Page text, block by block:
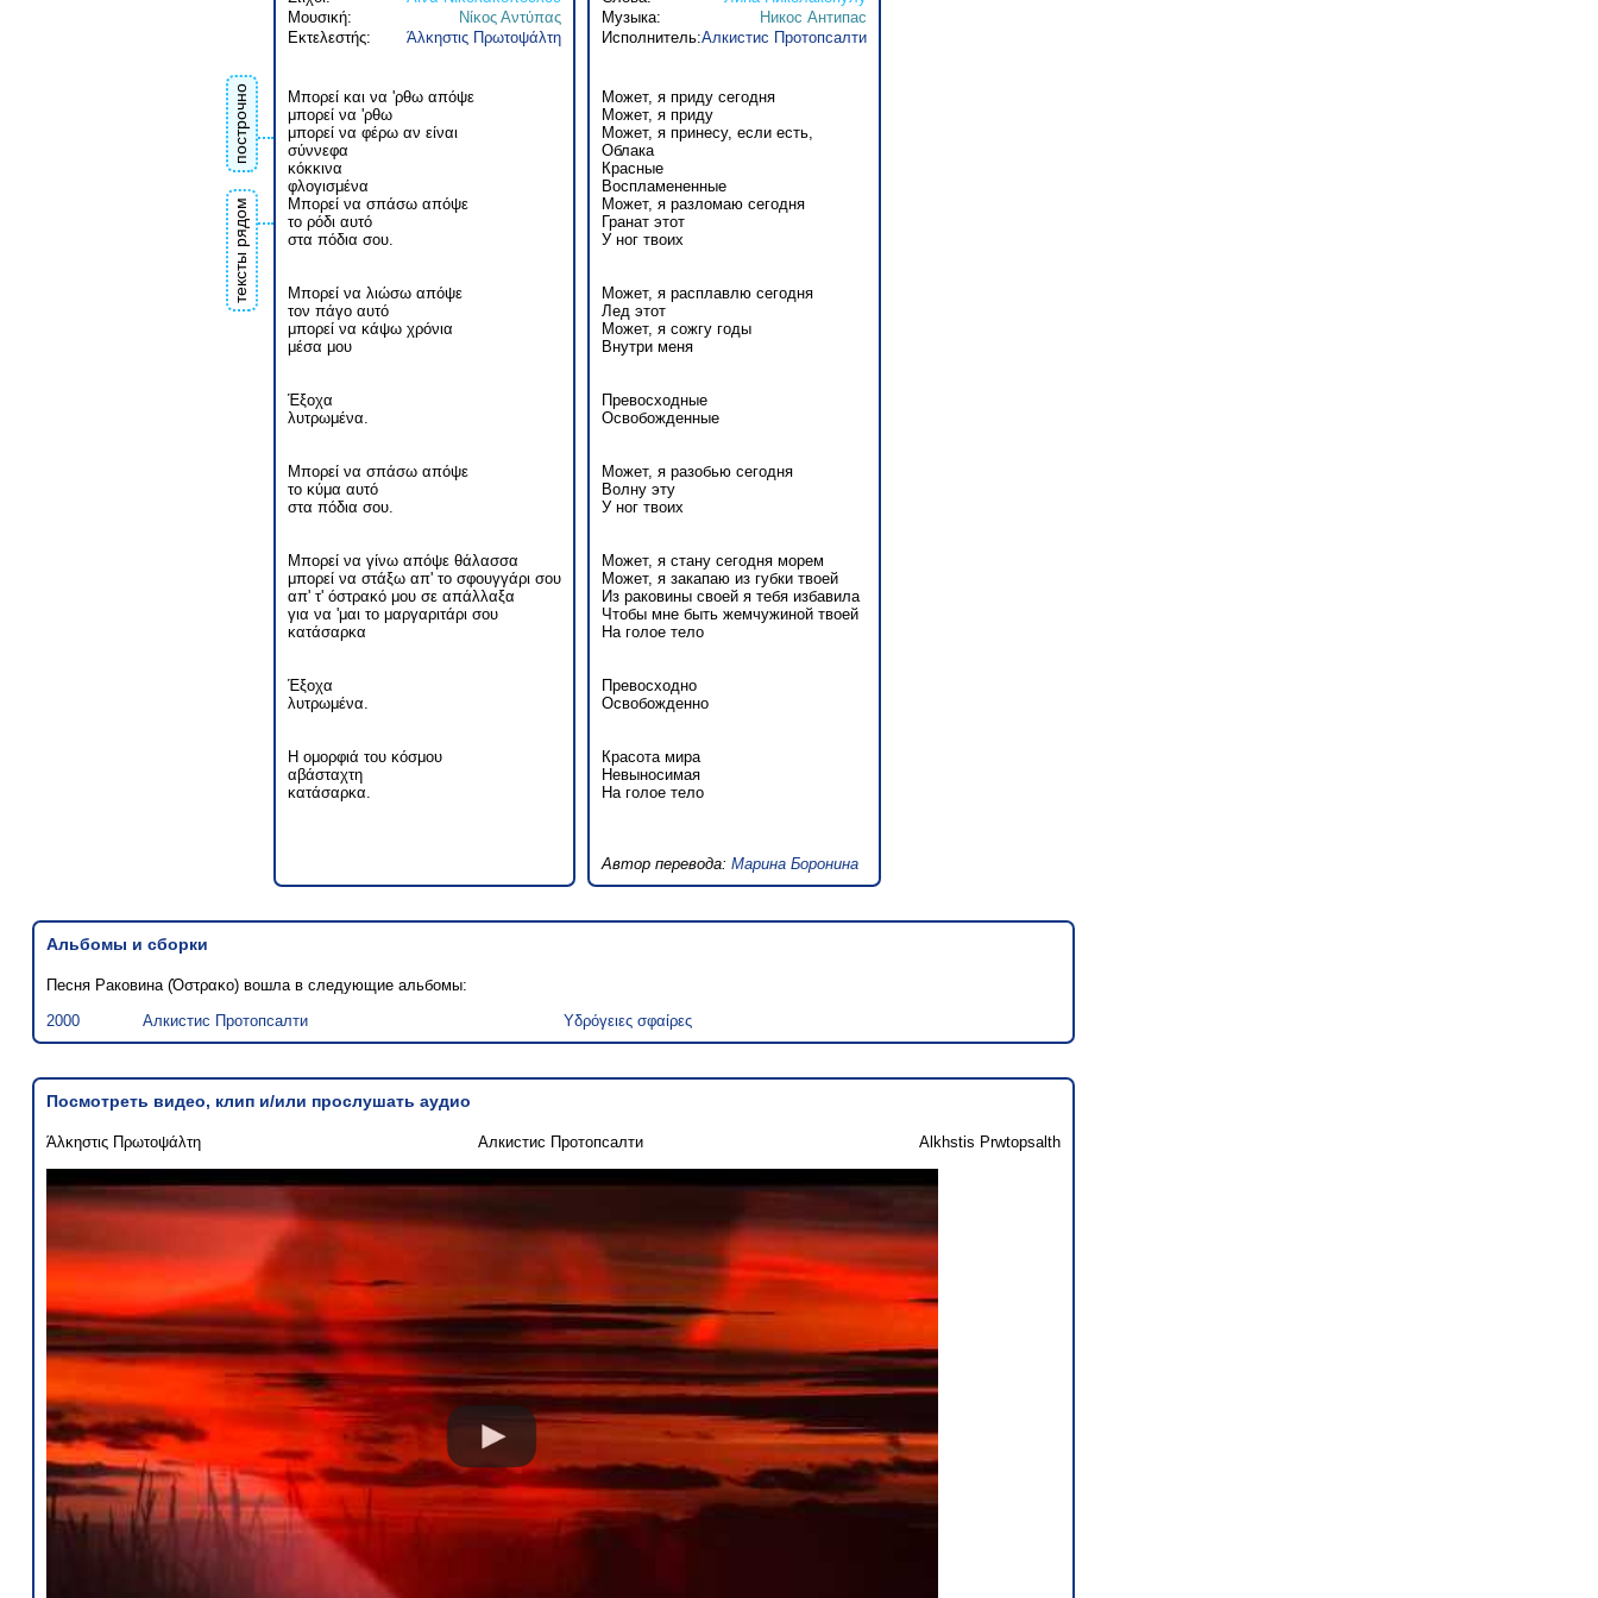
построчно
тексты рядом
Μουσική:
Νίκος Αντύπας
Εκτελεστής:
Άλκηστις Πρωτοψάλτη
Μπορεί και να 'ρθω απόψε
μπορεί να 'ρθω
μπορεί να φέρω αν είναι
σύννεφα
κόκκινα
φλογισμένα
Μπορεί να σπάσω απόψε
το ρόδι αυτό
στα πόδια σου.
Μπορεί να λιώσω απόψε
τον πάγο αυτό
μπορεί να κάψω χρόνια
μέσα μου
Έξοχα
λυτρωμένα.
Μπορεί να σπάσω απόψε
το κύμα αυτό
στα πόδια σου.
Μπορεί να γίνω απόψε θάλασσα
μπορεί να στάξω απ' το σφουγγάρι σου
απ' τ' όστρακό μου σε απάλλαξα
για να 'μαι το μαργαριτάρι σου
κατάσαρκα
Έξοχα
λυτρωμένα.
Η ομορφιά του κόσμου
αβάσταχτη
κατάσαρκα.
Музыка:
Никос Антипас
Исполнитель:Алкистис Протопсалти
Может, я приду сегодня
Может, я приду
Может, я принесу, если есть,
Облака
Красные
Воспламененные
Может, я разломаю сегодня
Гранат этот
У ног твоих
Может, я расплавлю сегодня
Лед этот
Может, я сожгу годы
Внутри меня
Превосходные
Освобожденные
Может, я разобью сегодня
Волну эту
У ног твоих
Может, я стану сегодня морем
Может, я закапаю из губки твоей
Из раковины своей я тебя избавила
Чтобы мне быть жемчужиной твоей
На голое тело
Превосходно
Освобожденно
Красота мира
Невыносимая
На голое тело
Автор перевода:Марина Боронина
Альбомы и сборки
Песня Раковина (Όστρακο) вошла в следующие альбомы:
2000
Алкистис Протопсалти Υδρόγειες σφαίρες
Посмотреть видео, клип и/или прослушать аудио
Άλκηστις Πρωτοψάλτη Алкистис Протопсалти Alkhstis Prwtopsalth